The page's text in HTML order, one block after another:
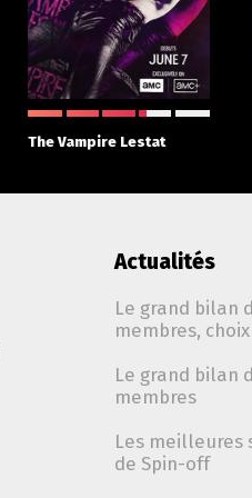
The Vampire Lestat
Actualités
Le grand bilan
membres,
Le grand bilan
membres
Les meilleures
de Spin-off